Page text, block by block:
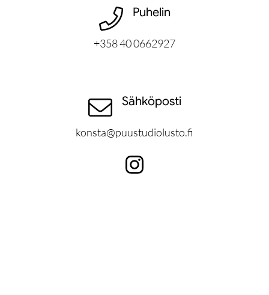
Puhelin
+358 40 0662927
Sähköposti
konsta@puustudiolusto.fi